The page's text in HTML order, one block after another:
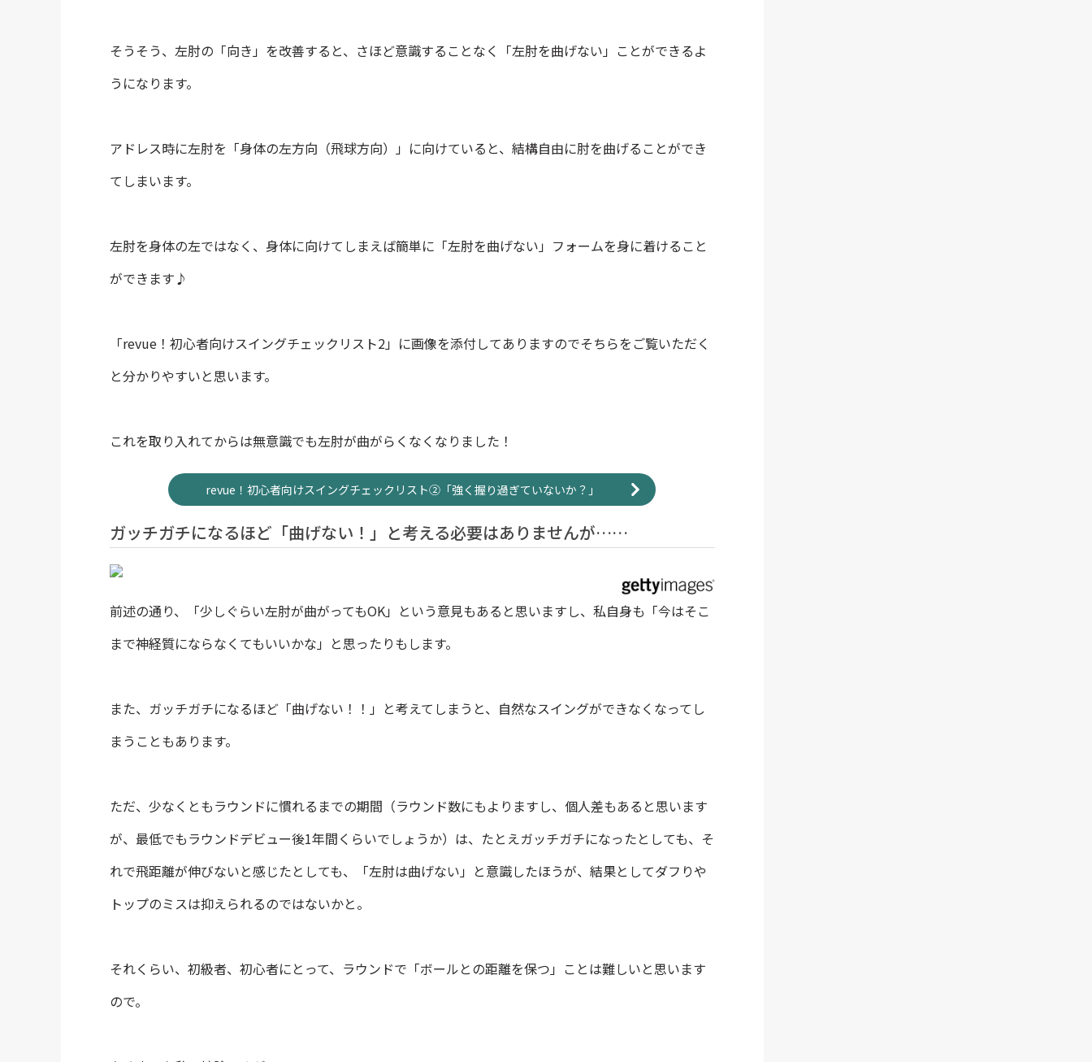
そうそう、左肘の「向き」を改善すると、さほど意識することなく「左肘を曲げない」ことができるよ
うになります。
アドレス時に左肘を「身体の左方向（飛球方向）」に向けていると、結構自由に肘を曲げることができ
てしまいます。
左肘を身体の左ではなく、身体に向けてしまえば簡単に「左肘を曲げない」フォームを身に着けること
ができます♪
「revue！初心者向けスイングチェックリスト2」に画像を添付してありますのでそちらをご覧いただく
と分かりやすいと思います。
これを取り入れてからは無意識でも左肘が曲がらくなくなりました！
revue！初心者向けスイングチェックリスト②「強く握り過ぎていないか？」
ガッチガチになるほど「曲げない！」と考える必要はありませんが……
前述の通り、「少しぐらい左肘が曲がってもOK」という意見もあると思いますし、私自身も「今はそこ
まで神経質にならなくてもいいかな」と思ったりもします。
また、ガッチガチになるほど「曲げない！！」と考えてしまうと、自然なスイングができなくなってし
まうこともあります。
ただ、少なくともラウンドに慣れるまでの期間（ラウンド数にもよりますし、個人差もあると思います
が、最低でもラウンドデビュー後1年間くらいでしょうか）は、たとえガッチガチになったとしても、そ
れで飛距離が伸びないと感じたとしても、「左肘は曲げない」と意識したほうが、結果としてダフりや
トップのミスは抑えられるのではないかと。
それくらい、初級者、初心者にとって、ラウンドで「ボールとの距離を保つ」ことは難しいと思います
ので。